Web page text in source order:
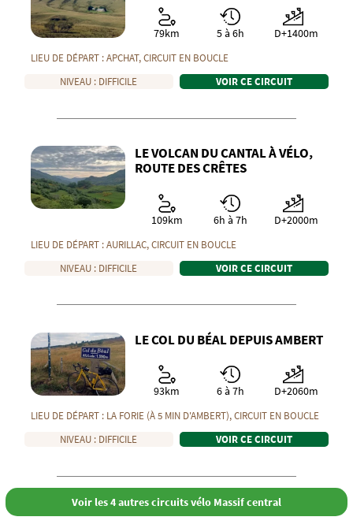
79km 5 à 6h D+1400m
LIEU DE DÉPART :APCHAT, CIRCUIT EN BOUCLE
NIVEAU : DIFFICILE VOIR CE CIRCUIT
LE VOLCAN DU CANTAL À VÉLO,
ROUTE DES CRÊTES
109km 6h à 7h D+2000m
LIEU DE DÉPART :AURILLAC, CIRCUIT EN BOUCLE
NIVEAU : DIFFICILE VOIR CE CIRCUIT
LE COL DU BÉAL DEPUIS AMBERT
93km 6 à 7h D+2060m
LIEU DE DÉPART : LA FORIE (À 5 MIN D'AMBERT), CIRCUIT EN BOUCLE
NIVEAU : DIFFICILE VOIR CE CIRCUIT
Voir les 4 autres circuits vélo Massif central